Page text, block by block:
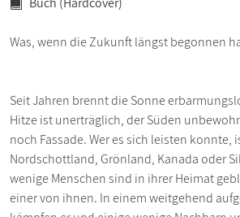
Was, wenn die Zukunft längst begonnen
Seit Jahren brennt die Sonne
Hitze ist unerträglich, der Süden
noch Fassade. Wer es sich leisten konnte,
Nordschottland, Grönland, Kanada oder
wenige Menschen sind in ihrer Heimat
einer von ihnen. In einem weitgehend